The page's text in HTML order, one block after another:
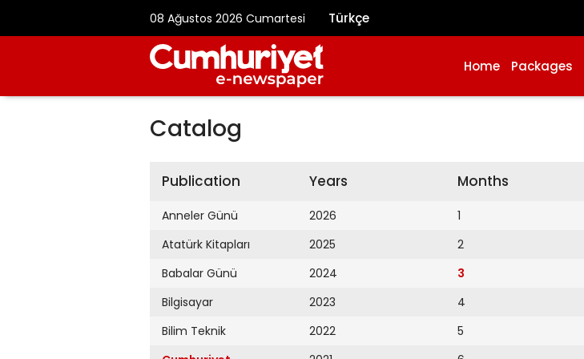
08 Ağustos 2026 Cumartesi Türkçe
Home Packages
Catalog
Publication
Anneler Günü
Atatürk Kitapları
Babalar Günü
Bilgisayar
Bilim Teknik
Years
2026
2025
2024
2023
2022
Months
1
2
3
4
5